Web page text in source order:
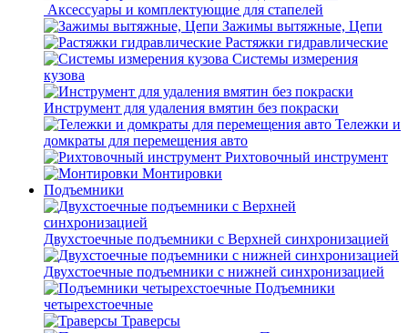
Аксессуары и комплектующие для стапелей
Зажимы вытяжные, Цепи
Растяжки гидравлические
Системы измерения
кузова
Инструмент для удаления вмятин без покраски
Тележки и
домкраты для перемещения авто
Рихтовочный инструмент
Монтировки
Подъемники
Двухстоечные подъемники с Верхней синхронизацией
Двухстоечные подъемники с нижней синхронизацией
Подъемники
четырехстоечные
Траверсы